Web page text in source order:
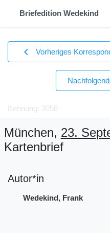
Briefedition Wedekind
chevron_left Vorheriges
Kennung: 3058
München, 23.
Kartenbrief
Autor*in
Wedekind, Frank